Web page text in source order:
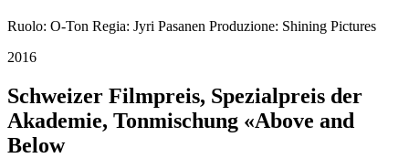
Ruolo: O-Ton Regia: Jyri Pasanen Produzione: Shining Pictures
2016
Schweizer Filmpreis, Spezialpreis der
Akademie, Tonmischung «Above and
Below